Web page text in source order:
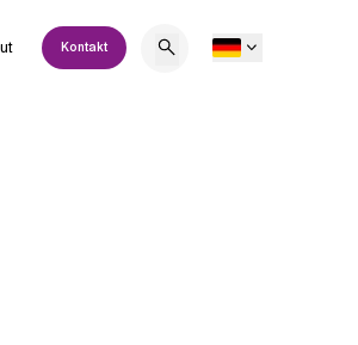
Kontakt